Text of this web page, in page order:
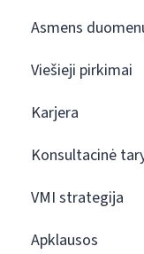
Asmens
Viešieji pirkimai
Karjera
Konsultacinė
VMI strategija
Apklausos